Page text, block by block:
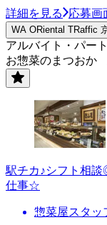
詳細を見る 応募画
WA ORiental TRaffic
アルバイト・パート
お惣菜のまつおか
駅チカ♪シフト相
仕事☆
惣菜屋スタッ